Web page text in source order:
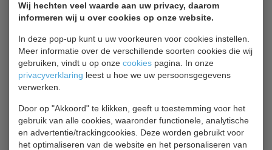
Wij hechten veel waarde aan uw privacy, daarom
informeren wij u over cookies op onze website.
In deze pop-up kunt u uw voorkeuren voor cookies instellen.
Meer informatie over de verschillende soorten cookies die wij
gebruiken, vindt u op onze cookies pagina. In onze
privacyverklaring leest u hoe we uw persoonsgegevens
verwerken.
Door op "Akkoord" te klikken, geeft u toestemming voor het
gebruik van alle cookies, waaronder functionele, analytische
en advertentie/trackingcookies. Deze worden gebruikt voor
het optimaliseren van de website en het personaliseren van
Instelbare planken
LED-binnenverlichting
Led verlichte kap
Ventilatorkoeling
Is dit iets voor jou?